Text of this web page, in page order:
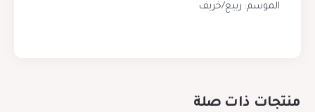
الموسم: ربيع/خريف
منتجات ذات صلة